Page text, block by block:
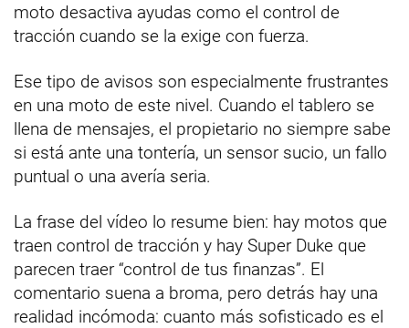
moto desactiva ayudas como el control de
tracción cuando se la exige con fuerza.
Ese tipo de avisos son especialmente frustrantes
en una moto de este nivel. Cuando el tablero se
llena de mensajes, el propietario no siempre sabe
si está ante una tontería, un sensor sucio, un fallo
puntual o una avería seria.
La frase del vídeo lo resume bien: hay motos que
traen control de tracción y hay Super Duke que
parecen traer “control de tus finanzas”. El
comentario suena a broma, pero detrás hay una
realidad incómoda: cuanto más sofisticado es el